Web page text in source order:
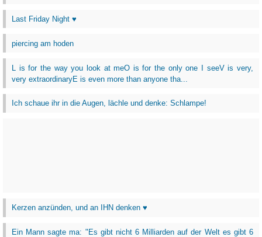
Last Friday Night ♥
piercing am hoden
L is for the way you look at meO is for the only one I seeV is very,
very extraordinaryE is even more than anyone tha...
Ich schaue ihr in die Augen, lächle und denke: Schlampe!
Kerzen anzünden, und an IHN denken ♥
Ein Mann sagte ma: "Es gibt nicht 6 Milliarden auf der Welt es gibt 6